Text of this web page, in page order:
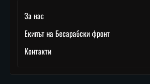
За нас
Екипът на Бесарабски фронт
Контакти